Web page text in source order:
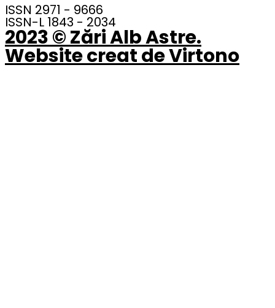
ISSN 2971 - 9666
ISSN-L 1843 - 2034
2023 © Zări Alb Astre.
Website creat de Virtono